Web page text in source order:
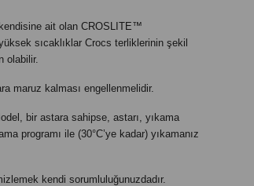
ait olan CROSLITE™
sıcaklıklar Crocs terliklerinin şekil
olabilir.
maruz kalması engellenmelidir.
bir astara sahipse, astarı, yıkama
programı ile (30°C’ye kadar) yıkamanız
kendi sorumluluğunuzdadır.